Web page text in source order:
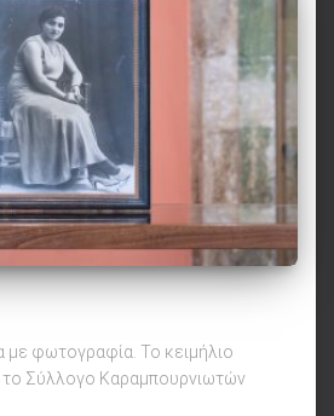
με φωτογραφία. Το κειμήλιο
Σύλλογο Καραμπουρνιωτών